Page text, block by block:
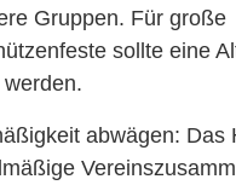
Gruppen. Für große
sollte eine
abwägen: Das